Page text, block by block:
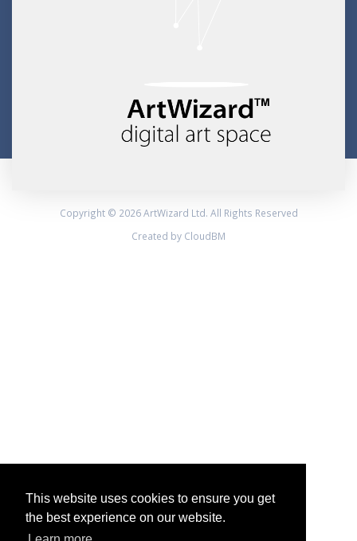
This website uses cookies to ensure you get
the best experience on our website.
Copyright © 2026 ArtWizard Ltd. All Rights Reserved
Created by CloudBM